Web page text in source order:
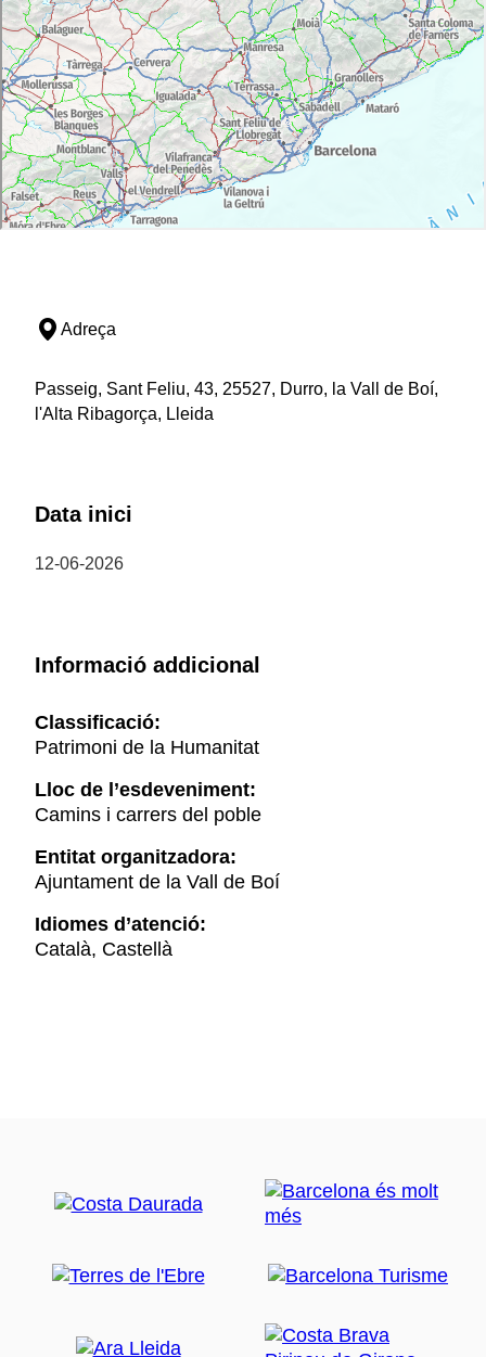
Adreça
Passeig, Sant Feliu, 43, 25527, Durro, la Vall de Boí,
l'Alta Ribagorça, Lleida
Data inici
12-06-2026
Informació addicional
Classificació:
Patrimoni de la Humanitat
Lloc de l’esdeveniment:
Camins i carrers del poble
Entitat organitzadora:
Ajuntament de la Vall de Boí
Idiomes d’atenció:
Català, Castellà